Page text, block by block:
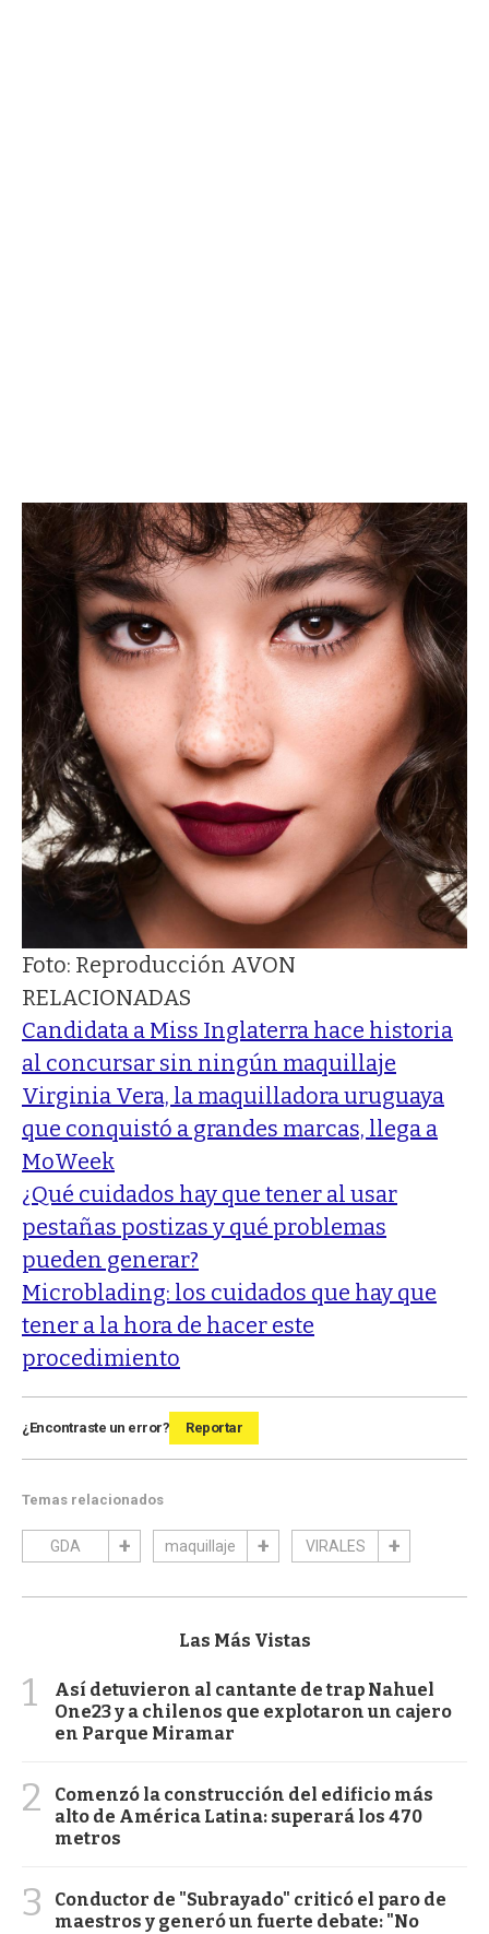
Foto: Reproducción AVON
RELACIONADAS
Candidata a Miss Inglaterra hace historia
al concursar sin ningún maquillaje
Virginia Vera, la maquilladora uruguaya
que conquistó a grandes marcas, llega a
MoWeek
¿Qué cuidados hay que tener al usar
pestañas postizas y qué problemas
pueden generar?
Microblading: los cuidados que hay que
tener a la hora de hacer este
procedimiento
¿Encontraste un error? Reportar
Temas relacionados
GDA maquillaje VIRALES
Las Más Vistas
1
Así detuvieron al cantante de trap Nahuel
One23 y a chilenos que explotaron un cajero
en Parque Miramar
2
Comenzó la construcción del edificio más
alto de América Latina: superará los 470
metros
3
Conductor de "Subrayado" criticó el paro de
maestros y generó un fuerte debate: "No